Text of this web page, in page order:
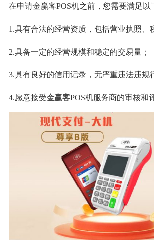
在申请金赢客POS机之前，您需要满足以
1.具有合法的经营资质，包括营业执照、
2.具备一定的经营规模和稳定的交易量；
3.具有良好的信用记录，无严重违法违规
4.愿意接受金赢客POS机服务商的审核和